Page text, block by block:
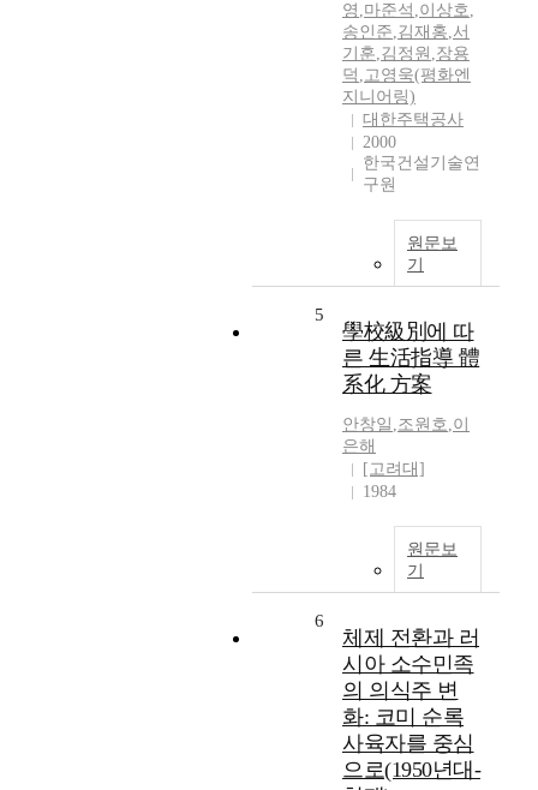
영 ,마준석 ,이상호,
송인준,김재홍,서
기훈,김정원 ,장용
덕 ,고영욱(평화엔
지니어링)
대한주택공사
2000
한국건설기술연
구원
원문보
기
5
學校級別에 따
른 生活指導 體
系化 方案
안창일 ,조원호,이
은해
[고려대]
1984
원문보
기
6
체제 전환과 러
시아 소수민족
의 의식주 변
화: 코미 순록
사육자를 중심
으로(1950년대-